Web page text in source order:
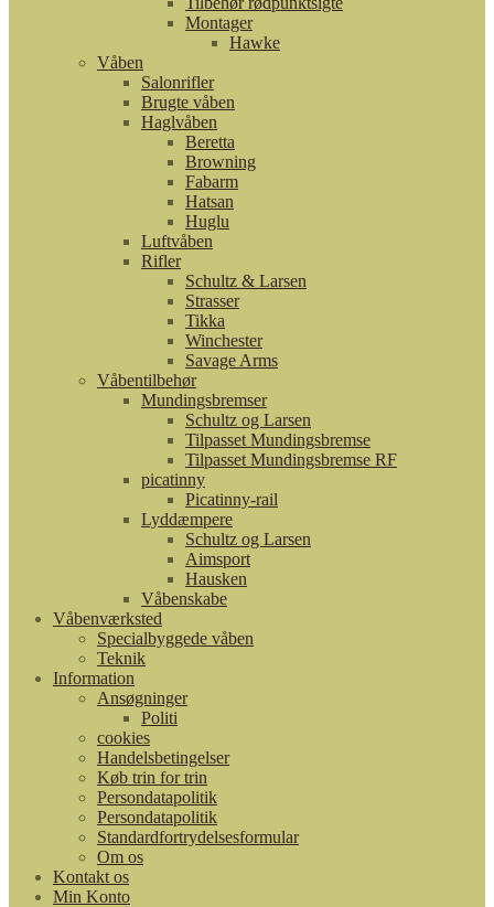
Montager
Hawke
Våben
Salonrifler
Brugte våben
Haglvåben
Beretta
Browning
Fabarm
Hatsan
Huglu
Luftvåben
Rifler
Schultz & Larsen
Strasser
Tikka
Winchester
Savage Arms
Våbentilbehør
Mundingsbremser
Schultz og Larsen
Tilpasset Mundingsbremse
Tilpasset Mundingsbremse RF
picatinny
Picatinny-rail
Lyddæmpere
Schultz og Larsen
Aimsport
Hausken
Våbenskabe
Våbenværksted
Specialbyggede våben
Teknik
Information
Ansøgninger
Politi
cookies
Handelsbetingelser
Køb trin for trin
Persondatapolitik
Persondatapolitik
Standardfortrydelsesformular
Om os
Kontakt os
Min Konto